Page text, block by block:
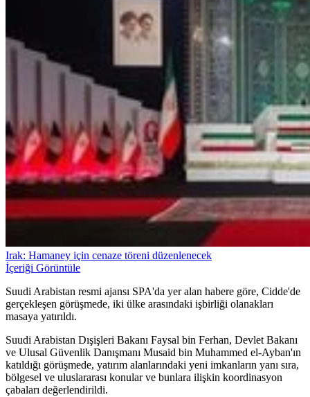
Irak: Hamaney için cenaze töreni düzenlenecek
İçeriği Görüntüle
Suudi Arabistan resmi ajansı SPA'da yer alan habere göre, Cidde'de
gerçekleşen görüşmede, iki ülke arasındaki işbirliği olanakları
masaya yatırıldı.
Suudi Arabistan Dışişleri Bakanı Faysal bin Ferhan, Devlet Bakanı
ve Ulusal Güvenlik Danışmanı Musaid bin Muhammed el-Ayban'ın
katıldığı görüşmede, yatırım alanlarındaki yeni imkanların yanı sıra,
bölgesel ve uluslararası konular ve bunlara ilişkin koordinasyon
çabaları değerlendirildi.